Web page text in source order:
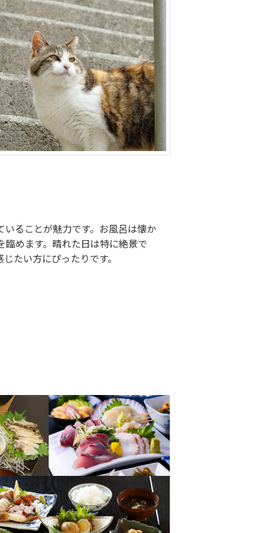
ることが魅力です。お風呂は懐か
めます。晴れた日は特に絶景で
たい方にぴったりです。